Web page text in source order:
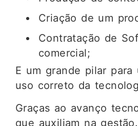
Criação de um
Contratação de
comercial;
E um grande pilar
uso correto da
Graças ao avanço
que auxiliam na gestão.